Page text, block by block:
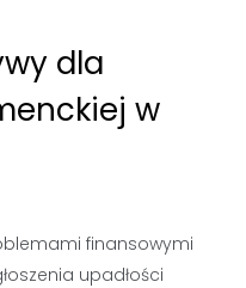
dla
w
finansowymi
upadłości